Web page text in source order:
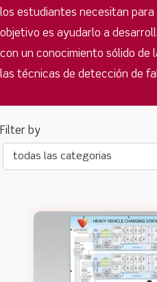
los estudiantes necesitan
objetivo es ayudarlo a
con un conocimiento sólido
las técnicas de detección de
todas las categorias